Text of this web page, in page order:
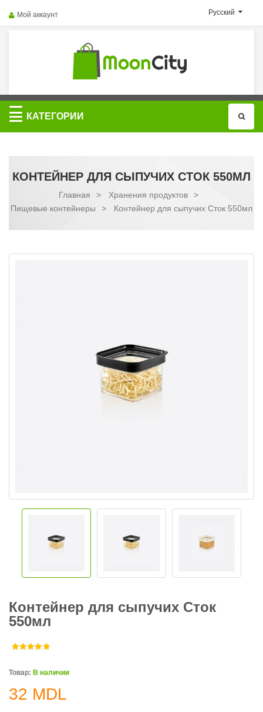
Русский
Мой аккаунт
Категории
КАТЕГОРИИ
КОНТЕЙНЕР ДЛЯ СЫПУЧИХ СТОК 550МЛ
Главная > Хранения продуктов
>
Пищевые контейнеры
> Контейнер для сыпучих Сток 550мл
Контейнер для сыпучих Сток
550мл
Товар: В наличии
32 MDL